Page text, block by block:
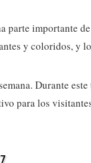
parte importante
y coloridos, y
Durante este
para los